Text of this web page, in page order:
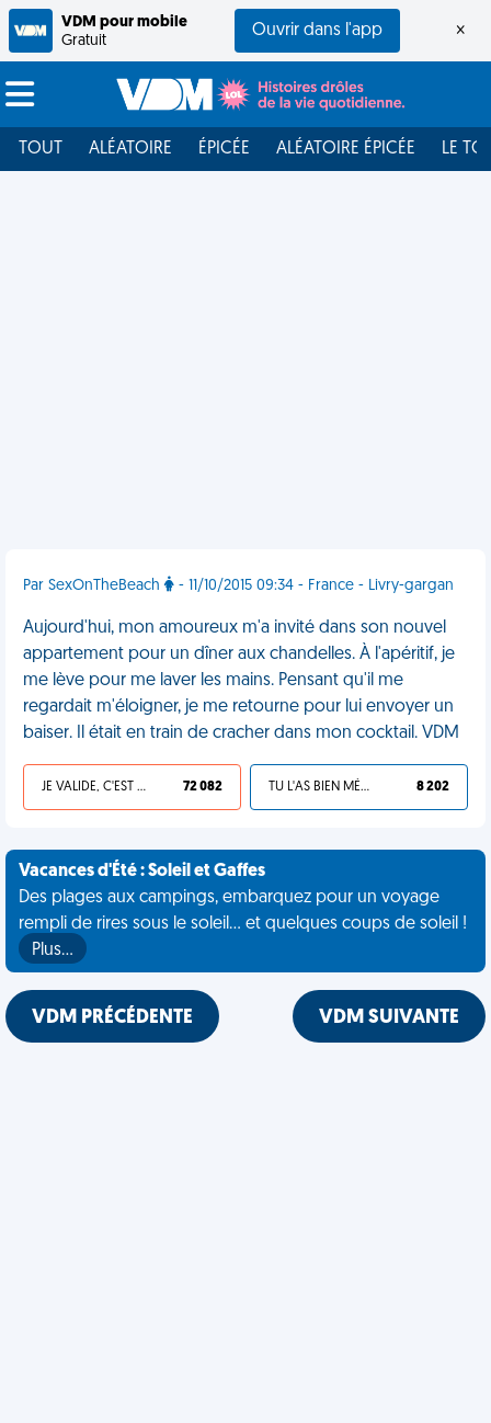
VDM pour mobile
Gratuit
Ouvrir dans l'app ×
TOUT ALÉATOIRE ÉPICÉE ALÉATOIRE ÉPICÉE LE
Par SexOnTheBeach - 11/10/2015 09:34 - France - Livry-gargan
Aujourd'hui, mon amoureux m'a invité dans son nouvel
appartement pour un dîner aux chandelles. À l'apéritif, je
me lève pour me laver les mains. Pensant qu'il me
regardait m'éloigner, je me retourne pour lui envoyer un
baiser. Il était en train de cracher dans mon cocktail. VDM
JE VALIDE, C'EST UNE VDM 72 082 TU L'AS BIEN MÉRITÉ 8 202
Vacances d'Été : Soleil et Gaffes
Des plages aux campings, embarquez pour un voyage
rempli de rires sous le soleil... et quelques coups de soleil !
Plus…
VDM PRÉCÉDENTE VDM SUIVANTE